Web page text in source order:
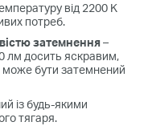
від 2200 K
потреб.
затемнення–
лм досить яскравим,
може бути затемнений
із будь-якими
тягаря.